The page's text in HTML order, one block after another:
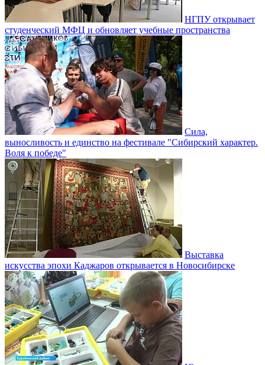
НГПУ открывает
студенческий МФЦ и обновляет учебные пространства
Сила,
выносливость и единство на фестивале "Сибирский характер.
Воля к победе"
Выставка
искусства эпохи Каджаров открывается в Новосибирске